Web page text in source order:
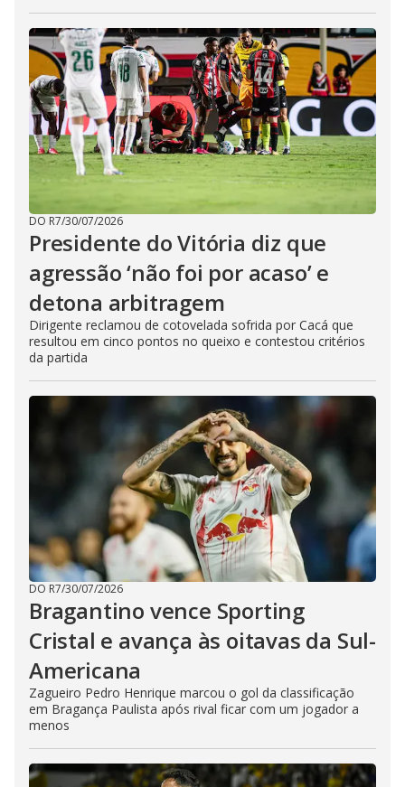
DO R7/30/07/2026
Presidente do Vitória diz que
agressão ‘não foi por acaso’ e
detona arbitragem
Dirigente reclamou de cotovelada sofrida por Cacá que
resultou em cinco pontos no queixo e contestou critérios
da partida
DO R7/30/07/2026
Bragantino vence Sporting
Cristal e avança às oitavas da Sul-
Americana
Zagueiro Pedro Henrique marcou o gol da classificação
em Bragança Paulista após rival ficar com um jogador a
menos